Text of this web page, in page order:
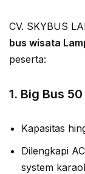
CV. SKYBUS
bus wisata
peserta:
1. Big Bus
Kapasitas
Dilengkapi
system